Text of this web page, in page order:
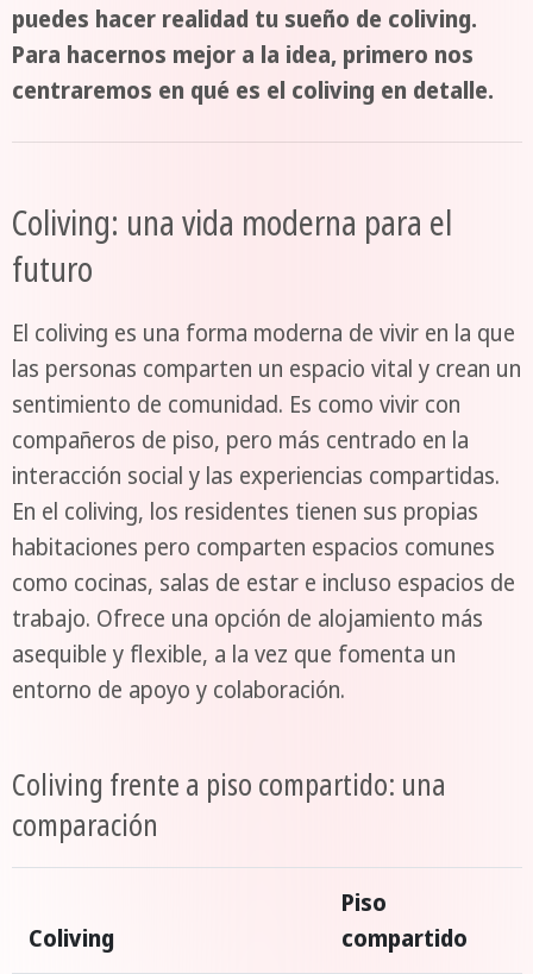
puedes hacer realidad tu sueño de coliving.
Para hacernos mejor a la idea, primero nos
centraremos en qué es el coliving en detalle.
Coliving: una vida moderna para el
futuro
El coliving es una forma moderna de vivir en la que
las personas comparten un espacio vital y crean un
sentimiento de comunidad. Es como vivir con
compañeros de piso, pero más centrado en la
interacción social y las experiencias compartidas.
En el coliving, los residentes tienen sus propias
habitaciones pero comparten espacios comunes
como cocinas, salas de estar e incluso espacios de
trabajo. Ofrece una opción de alojamiento más
asequible y flexible, a la vez que fomenta un
entorno de apoyo y colaboración.
Coliving frente a piso compartido: una
comparación
Coliving
Piso
compartido